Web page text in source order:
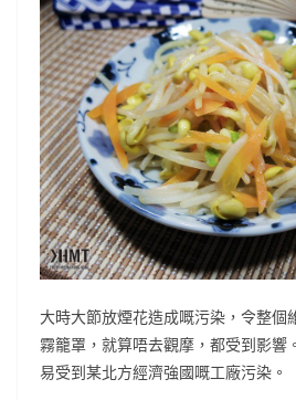
大時大節放煙花造成嘅污染，令整個
霧籠罩，就算唔去觀摩，都受到影響
易受到某北方經濟強國嘅工廠污染。